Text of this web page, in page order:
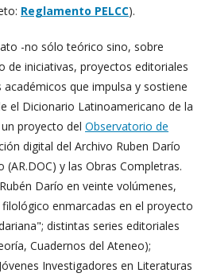
Reglamento PELCC).
-no sólo teórico sino, sobre
de iniciativas, proyectos editoriales
que impulsa y sostiene
el Dicionario Latinoamericano de la
proyecto del Observatorio de
digital del Archivo Ruben Darío
y las Obras Completras.
Darío en veinte volúmenes,
enmarcadas en el proyecto
distintas series editoriales
Cuadernos del Ateneo);
Investigadores en Literaturas